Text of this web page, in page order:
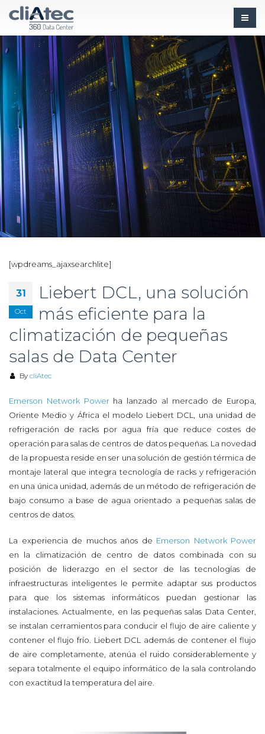
[wpdreams_ajaxsearchlite]
31
Oct
Liebert DCL, una solución
más eficiente para la
climatización de pequeñas
salas de Data Center
By cliAtec
Emerson Network Power ha lanzado al mercado de Europa,
Oriente Medio y África el modelo Liebert DCL, una unidad de
refrigeración de racks por agua fría que reduce costes de
operación para salas de centros de datos pequeñas. La novedad
de la propuesta reside en ser una solución de gestión térmica de
montaje lateral que integra tecnología de racks y refrigeración
en una única unidad, además de un método de refrigeración de
bajo consumo a base de agua orientado a pequeñas salas de
centros de datos.
La experiencia de muchos años de Emerson Network Power
en la climatización de centro de datos combinada con su
posición de liderazgo en el sector de las tecnologías de
infraestructuras inteligentes le permite adaptar sus productos
para que los sistemas informáticos puedan gestionar las
instalaciones. Actualmente, en las pequeñas salas Data Center,
se instalan cerramientos para conducir el flujo de aire caliente y
contener el flujo frío. Liebert DCL además de contener el flujo
de aire completamente, atenúa el ruido considerablemente y
separa totalmente el equipo informático de la sala controlando
con exactitud la temperatura del aire.